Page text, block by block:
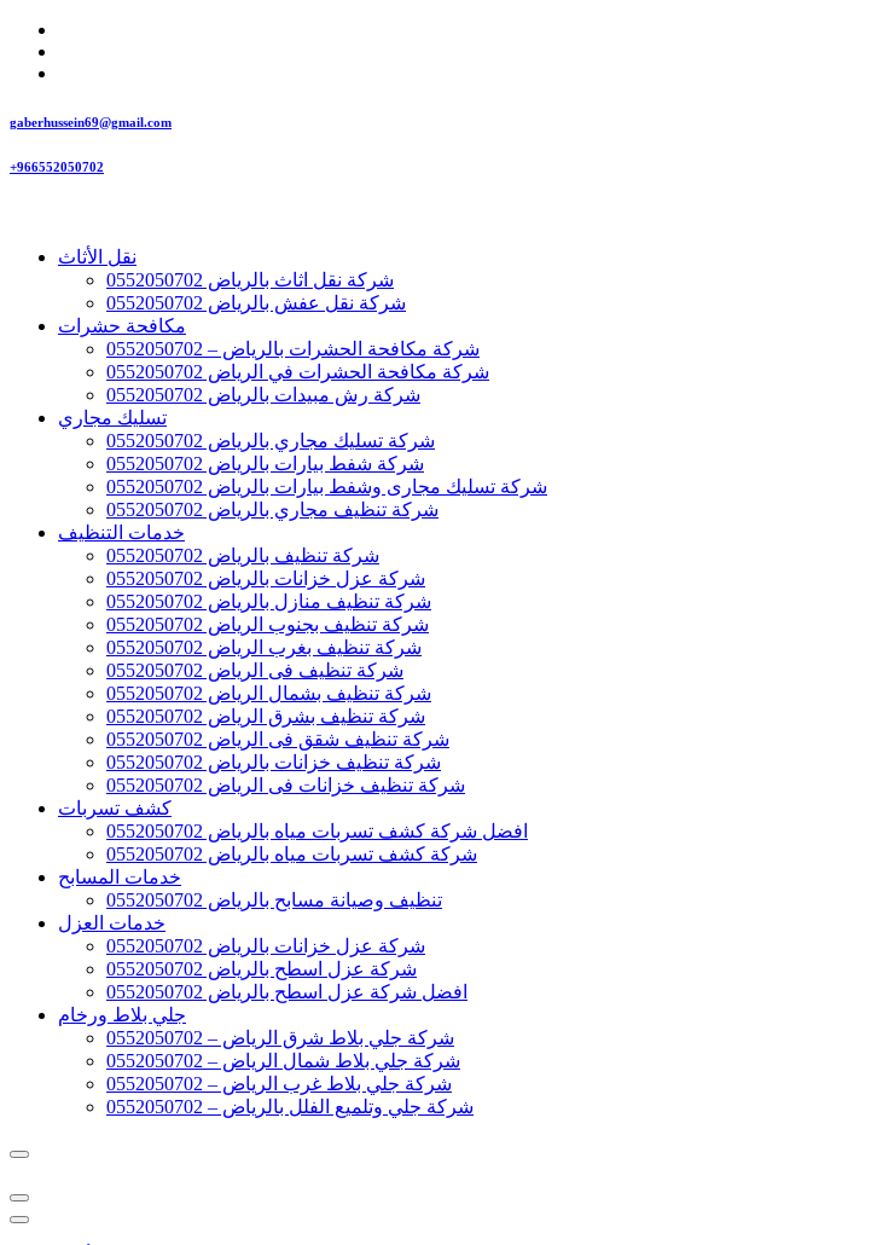
gaberhussein69@gmail.com
+966552050702
نقل الأثاث
شركة نقل اثاث بالرياض 0552050702
شركة نقل عفش بالرياض 0552050702
مكافحة حشرات
شركة مكافحة الحشرات بالرياض – 0552050702
شركة مكافحة الحشرات في الرياض 0552050702
شركة رش مبيدات بالرياض 0552050702
تسليك مجاري
شركة تسليك مجاري بالرياض 0552050702
شركة شفط بيارات بالرياض 0552050702
شركة تسليك مجارى وشفط بيارات بالرياض 0552050702
شركة تنظيف مجاري بالرياض 0552050702
خدمات التنظيف
شركة تنظيف بالرياض 0552050702
شركة عزل خزانات بالرياض 0552050702
شركة تنظيف منازل بالرياض 0552050702
شركة تنظيف بجنوب الرياض 0552050702
شركة تنظيف بغرب الرياض 0552050702
شركة تنظيف فى الرياض 0552050702
شركة تنظيف بشمال الرياض 0552050702
شركة تنظيف بشرق الرياض 0552050702
شركة تنظيف شقق فى الرياض 0552050702
شركة تنظيف خزانات بالرياض 0552050702
شركة تنظيف خزانات فى الرياض 0552050702
كشف تسربات
افضل شركة كشف تسربات مياه بالرياض 0552050702
شركة كشف تسربات مياه بالرياض 0552050702
خدمات المسابح
تنظيف وصيانة مسابح بالرياض 0552050702
خدمات العزل
شركة عزل خزانات بالرياض 0552050702
شركة عزل اسطح بالرياض 0552050702
افضل شركة عزل اسطح بالرياض 0552050702
جلي بلاط ورخام
شركة جلي بلاط شرق الرياض – 0552050702
شركة جلي بلاط شمال الرياض – 0552050702
شركة جلي بلاط غرب الرياض – 0552050702
شركة جلي وتلميع الفلل بالرياض – 0552050702